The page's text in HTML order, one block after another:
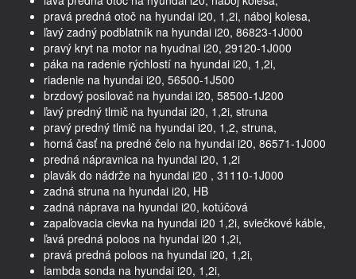
pravá predná otoč na hyundai i20, 1,2i, náboj kolesa,
ľavý zadný podblatník na hyundai i20, 86823-1J000
pravý kryt na motor na hyudnai i20, 29120-1J000
páka na radenie rýchlostí na hyundai i20, 1,2i,
riadenie na hyundai i20, 56500-1J500
brzdový posilovač na hyundai i20, 58500-1J200
ľavý predný tlmič na hyundai i20, 1,2i, struna
pravý predný tlmič na hyundai i20, 1,2, struna,
horná časť na predné čelo na hyundai i20, 86571-1J000
predná nápravnica na hyundai i20, 1,2i
plavák do nádrže na hyundai i20 , 31110-1J000
zadná struna na hyundai i20, HB
zadná náprava na hyundai i20, kotúčová
zapaľovacia cievka na hyundai i20 1,2i, sviečkové káble,
ľavá predná poloos na hyundai i20 1,2i,
pravá predná poloos na hyundai i20, 1,2i,
lambda sonda na hyundai i20, 1,2i,